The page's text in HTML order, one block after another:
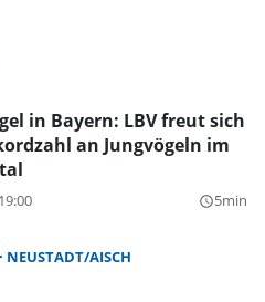
in Bayern: LBV freut sich
an Jungvögeln im
query_builder5min
NEUSTADT/AISCH